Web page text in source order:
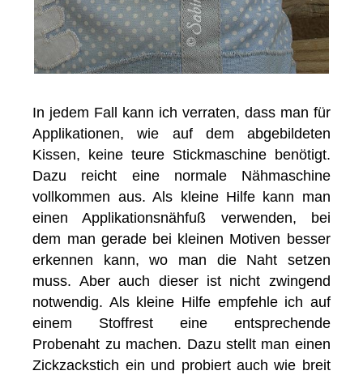
In jedem Fall kann ich verraten, dass man für
Applikationen, wie auf dem abgebildeten
Kissen, keine teure Stickmaschine benötigt.
Dazu reicht eine normale Nähmaschine
vollkommen aus. Als kleine Hilfe kann man
einen Applikationsnähfuß verwenden, bei
dem man gerade bei kleinen Motiven besser
erkennen kann, wo man die Naht setzen
muss. Aber auch dieser ist nicht zwingend
notwendig. Als kleine Hilfe empfehle ich auf
einem Stoffrest eine entsprechende
Probenaht zu machen. Dazu stellt man einen
Zickzackstich ein und probiert auch wie breit